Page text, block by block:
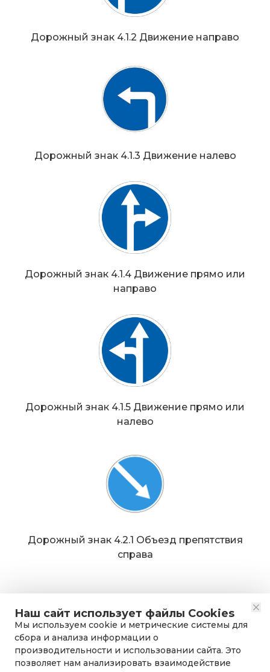
Наш сайт использует файлы Cookies
Мы используем cookie и метрические системы для
сбора и анализа информации о
производительности и использовании сайта. Это
позволяет нам анализировать взаимодействие
Дорожный знак 4.1.2 Движение направо
Дорожный знак 4.1.3 Движение налево
Дорожный знак 4.1.4 Движение прямо или
направо
Дорожный знак 4.1.5 Движение прямо или
налево
Дорожный знак 4.2.1 Объезд препятствия
справа